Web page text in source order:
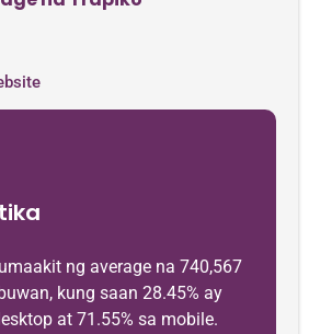
ng average na 740,567
kung saan 28.45% ay
at 71.55% sa mobile.